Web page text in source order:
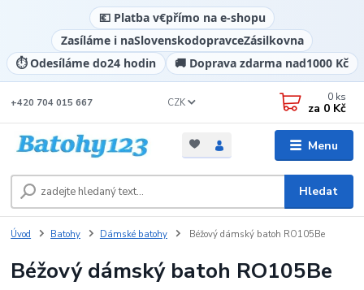
💶 Platba v€přímo na e-shopu
Zasíláme i naSlovenskodopravceZásilkovna
⏱️ Odesíláme do24 hodin 🚚 Doprava zdarma nad1000 Kč
Menu
CZK
Hledat
+420 704 015 667 0 ks
za 0 Kč
Úvod Batohy Dámské batohy Béžový dámský batoh RO105Be
Béžový dámský batoh RO105Be